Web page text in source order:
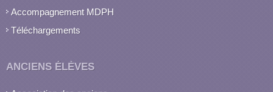
Accompagnement MDPH
Téléchargements
ANCIENS ÉLÈVES